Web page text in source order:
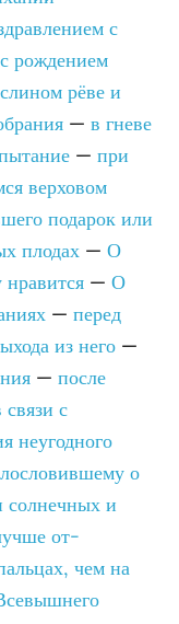
с
с рождением
рёве и
—в гневе
—при
верховом
подарок или
плодах —О
нравится —О
—перед
из него —
—после
связи с
неугодного
о
солнечных и
от­
чем на